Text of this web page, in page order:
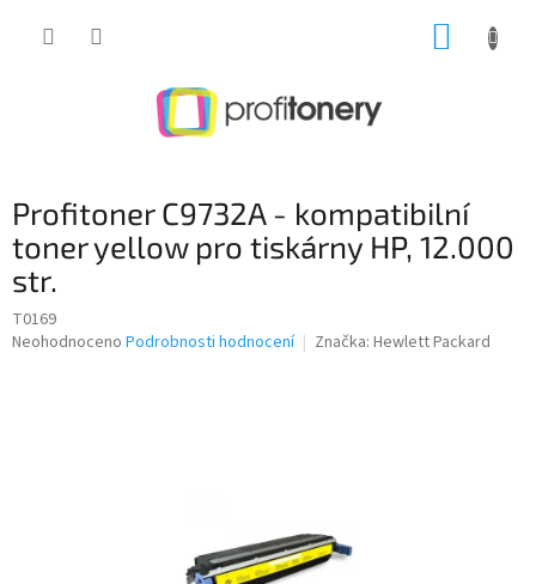
Profitoner C9732A - kompatibilní
toner yellow pro tiskárny HP, 12.000
str.
T0169
Průměrné
Neohodnoceno Podrobnosti hodnocení Značka: Hewlett Packard